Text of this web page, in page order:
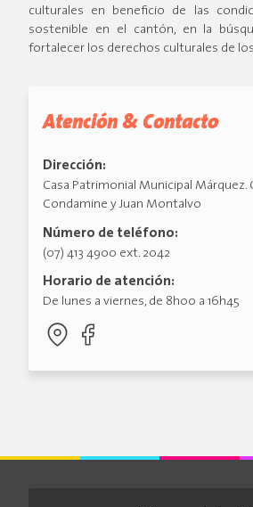
culturales en beneficio de las
sostenible en el cantón, en la
fortalecer los derechos culturales de
Atención & Contacto
Dirección:
Casa Patrimonial Municipal Márquez.
Condamine y Juan Montalvo
Número de teléfono:
(07) 413 4900 ext. 2042
Horario de atención:
De lunes a viernes, de 8h00 a 16h45